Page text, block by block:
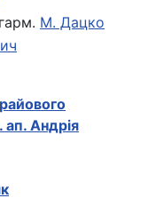
М. Дацко
ап. Андрія